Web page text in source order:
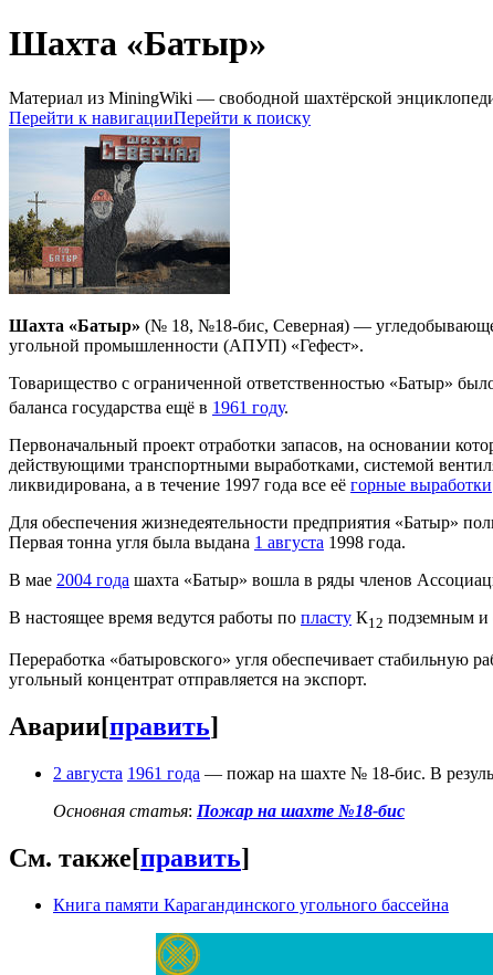
Шахта «Батыр»
Материал из MiningWiki — свободной шахтёрской
Перейти к навигацииПерейти к поиску
Шахта «Батыр» (№ 18, №18-бис, Северная) —
угольной промышленности (АПУП) «Гефест».
Товарищество с ограниченной ответственностью «Батыр»
баланса государства ещё в 1961 году.
Первоначальный проект отработки запасов, на основании
действующими транспортными выработками, системой
ликвидирована, а в течение 1997 года все её горные выработки
Для обеспечения жизнедеятельности предприятия «Батыр»
Первая тонна угля была выдана 1 августа 1998 года.
В мае 2004 года шахта «Батыр» вошла в ряды членов
В настоящее время ведутся работы по пласту К12 подземным и
Переработка «батыровского» угля обеспечивает
угольный концентрат отправляется на экспорт.
Аварии[править]
2 августа 1961 года — пожар на шахте № 18-бис. В
Основная статья: Пожар на шахте №18-бис
См. также[править]
Книга памяти Карагандинского угольного бассейна